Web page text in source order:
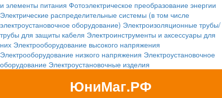
и элементы питания Фотоэлектрическое преобразование энергии
Электрические распределительные системы (в том числе
электроустановочное оборудование) Электроизоляционные трубы/
трубы для защиты кабеля Электроинструменты и аксессуары для
них Электрооборудование высокого напряжения
Электрооборудование низкого напряжения Электроустановочное
оборудование Электроустановочные изделия
ЮниМаг.РФ